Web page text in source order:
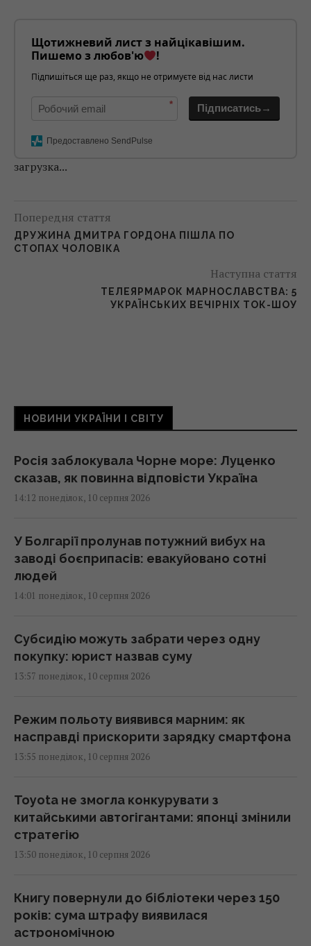
Щотижневий лист з найцікавішим.
Пишемо з любов'ю
!
Підпишіться ще раз, якщо не отримуєте від нас листи
* Підписатись→
Предоставлено SendPulse
загрузка...
Попередня стаття
ДРУЖИНА ДМИТРА ГОРДОНА ПІШЛА ПО
СТОПАХ ЧОЛОВІКА
Наступна стаття
ТЕЛЕЯРМАРОК МАРНОСЛАВСТВА: 5
УКРАЇНСЬКИХ ВЕЧІРНІХ ТОК-ШОУ
НОВИНИ УКРАЇНИ І СВІТУ
Росія заблокувала Чорне море: Луценко
сказав, як повинна відповісти Україна
14:12 понеділок, 10 серпня 2026
У Болгарії пролунав потужний вибух на
заводі боєприпасів: евакуйовано сотні
людей
14:01 понеділок, 10 серпня 2026
Субсидію можуть забрати через одну
покупку: юрист назвав суму
13:57 понеділок, 10 серпня 2026
Режим польоту виявився марним: як
насправді прискорити зарядку смартфона
13:55 понеділок, 10 серпня 2026
Toyota не змогла конкурувати з
китайськими автогігантами: японці змінили
стратегію
13:50 понеділок, 10 серпня 2026
Книгу повернули до бібліотеки через 150
років: сума штрафу виявилася
астрономічною